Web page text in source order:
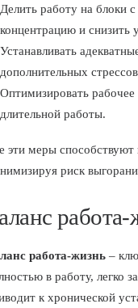
Делить работу на блоки
концентрацию и снизить
Устанавливать
дополнительных
Оптимизировать
длительной работы.
эти меры способствуют
риск
работа-жизнь –
в работу, легко
к хронической